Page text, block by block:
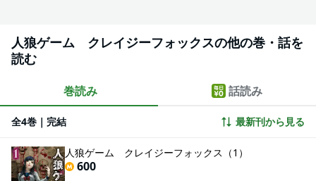
人狼ゲーム クレイジーフォックスの他の巻・話を
読む
巻読み 話読み
全4巻｜完結 最新刊から見る
人狼ゲーム クレイジーフォックス（1）
600